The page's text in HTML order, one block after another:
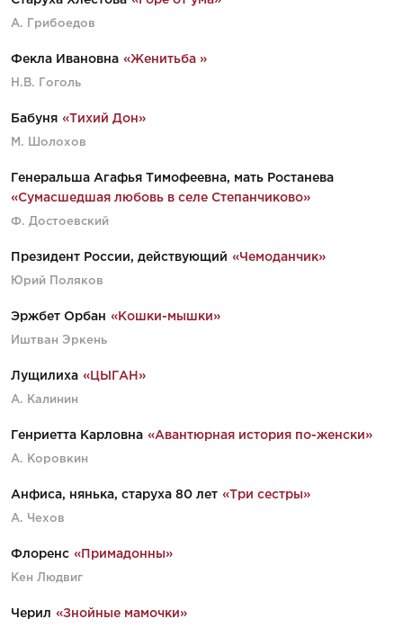
А. Грибоедов
Фекла Ивановна «Женитьба »
Н.В. Гоголь
Бабуня «Тихий Дон»
М. Шолохов
Генеральша Агафья Тимофеевна, мать Ростанева
«Сумасшедшая любовь в селе Степанчиково»
Ф. Достоевский
Президент России, действующий «Чемоданчик»
Юрий Поляков
Эржбет Орбан «Кошки-мышки»
Иштван Эркень
Лущилиха «ЦЫГАН»
А. Калинин
Генриетта Карловна «Авантюрная история по-женски»
А. Коровкин
Анфиса, нянька, старуха 80 лет «Три сестры»
А. Чехов
Флоренс «Примадонны»
Кен Людвиг
Черил «Знойные мамочки»